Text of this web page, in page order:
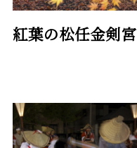
紅葉の松任金剣宮